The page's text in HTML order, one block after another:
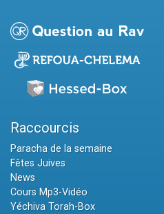
Raccourcis
Paracha de la semaine
Fêtes Juives
News
Cours Mp3-Vidéo
Yéchiva Torah-Box